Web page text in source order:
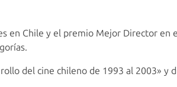
en Chile y el premio Mejor Director en
del cine chileno de 1993 al 2003» y